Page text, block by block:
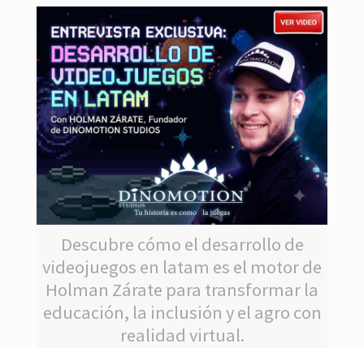
Descubre cómo el desarrollo de
videojuegos en latam es el motor de
Holman Zárate para transformar la
educación, la inclusión y el agro con
realidad virtual.